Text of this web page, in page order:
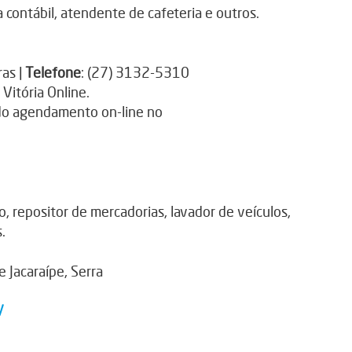
contábil, atendente de cafeteria e outros.
| Telefone: (27) 3132-5310
Online.
agendamento on-line no
repositor de mercadorias, lavador de veículos,
Jacaraípe, Serra